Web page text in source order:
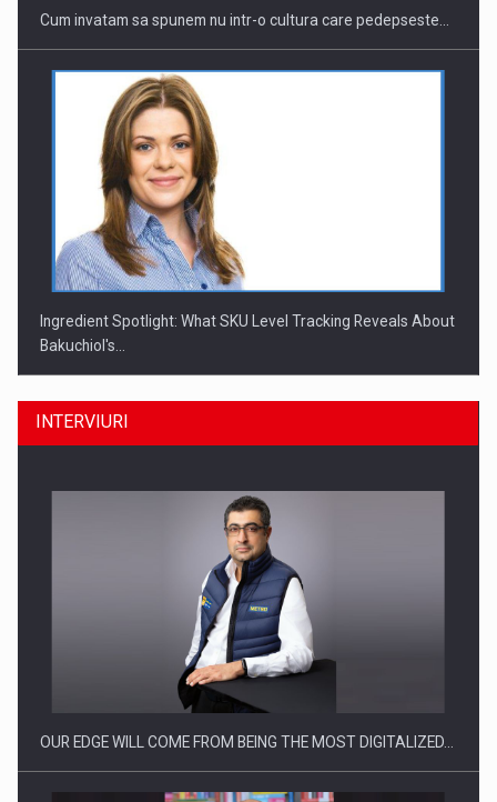
Cum invatam sa spunem nu intr-o cultura care pedepseste…
Ingredient Spotlight: What SKU Level Tracking Reveals About
Bakuchiol's…
Producatorii si comerciantii care nu se supun noilor
INTERVIURI
OUR EDGE WILL COME FROM BEING THE MOST DIGITALIZED…